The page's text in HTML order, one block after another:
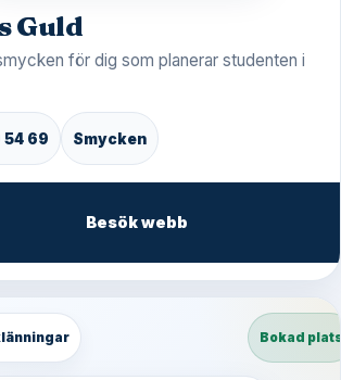
Guld
för dig som planerar studenten i
69 Smycken
Besök webb
Bokad